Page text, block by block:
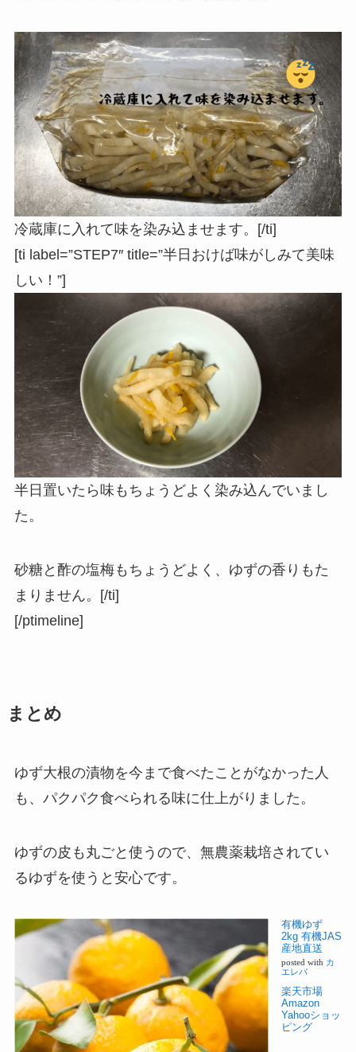
冷蔵庫に入れて味を染み込ませます。[/ti]
[ti label=”STEP7″ title=”半日おけば味がしみて美味
しい！”]
半日置いたら味もちょうどよく染み込んでいまし
た。
砂糖と酢の塩梅もちょうどよく、ゆずの香りもた
まりません。[/ti]
[/ptimeline]
まとめ
ゆず大根の漬物を今まで食べたことがなかった人
も、パクパク食べられる味に仕上がりました。
ゆずの皮も丸ごと使うので、無農薬栽培されてい
るゆずを使うと安心です。
有機ゆず
2kg 有機JAS
産地直送
posted with カ
エレバ
楽天市場
Amazon
Yahooショッ
ピング